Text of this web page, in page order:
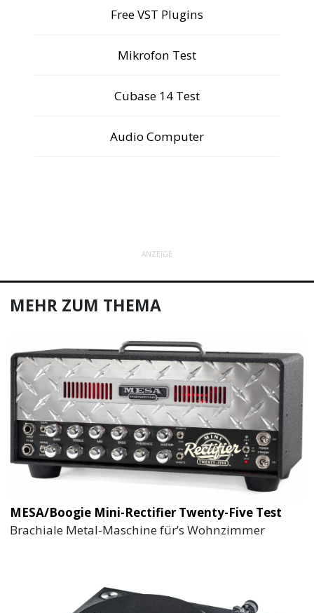
Free VST Plugins
Mikrofon Test
Cubase 14 Test
Audio Computer
ANZEIGE
MEHR ZUM THEMA
MESA/Boogie Mini-Rectifier Twenty-Five Test
Brachiale Metal-Maschine für’s Wohnzimmer